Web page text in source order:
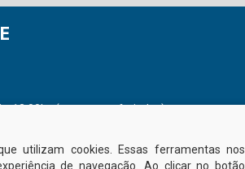
13:00hs (exceto nos feriados)
utilizam cookies. Essas ferramentas nos
de navegação. Ao clicar no botão